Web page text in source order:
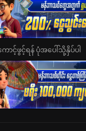
ာင့်ဖွင့်ရန် ပုံအပေါ်သို့နှိပ်ပါ